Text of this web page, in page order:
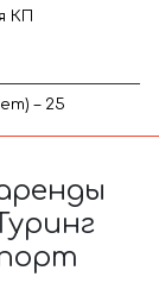
КП
– 25